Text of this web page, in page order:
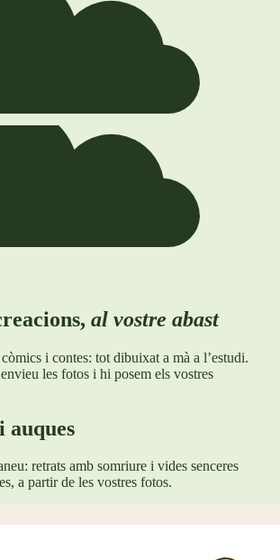
al vostre abast
i contes: tot dibuixat a mà a l’estudi.
les fotos i hi posem els vostres
auques
retrats amb somriure i vides senceres
a partir de les vostres fotos.